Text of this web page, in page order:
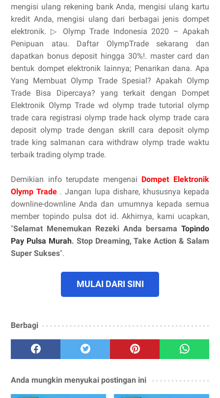
mengisi ulang rekening bank Anda, mengisi ulang kartu
kredit Anda, mengisi ulang dari berbagai jenis dompet
elektronik. ▷ Olymp Trade Indonesia 2020 – Apakah
Penipuan atau. Daftar OlympTrade sekarang dan
dapatkan bonus deposit hingga 30%!. master card dan
bentuk dompet elektronik lainnya; Penarikan dana. Apa
Yang Membuat Olymp Trade Spesial? Apakah Olymp
Trade Bisa Dipercaya? yang terkait dengan Dompet
Elektronik Olymp Trade wd olymp trade tutorial olymp
trade cara registrasi olymp trade hack olymp trade cara
deposit olymp trade dengan skrill cara deposit olymp
trade king salmanan cara withdraw olymp trade waktu
terbaik trading olymp trade.
Demikian info terupdate mengenai Dompet Elektronik
Olymp Trade . Jangan lupa dishare, khususnya kepada
downline-downline Anda dan umumnya kepada semua
member topindo pulsa dot id. Akhirnya, kami ucapkan,
"Selamat Menemukan Rezeki Anda bersama Topindo
Pay Pulsa Murah. Stop Dreaming, Take Action & Salam
Super Sukses".
MULAI DARI SINI
Berbagi
Anda mungkin menyukai postingan ini